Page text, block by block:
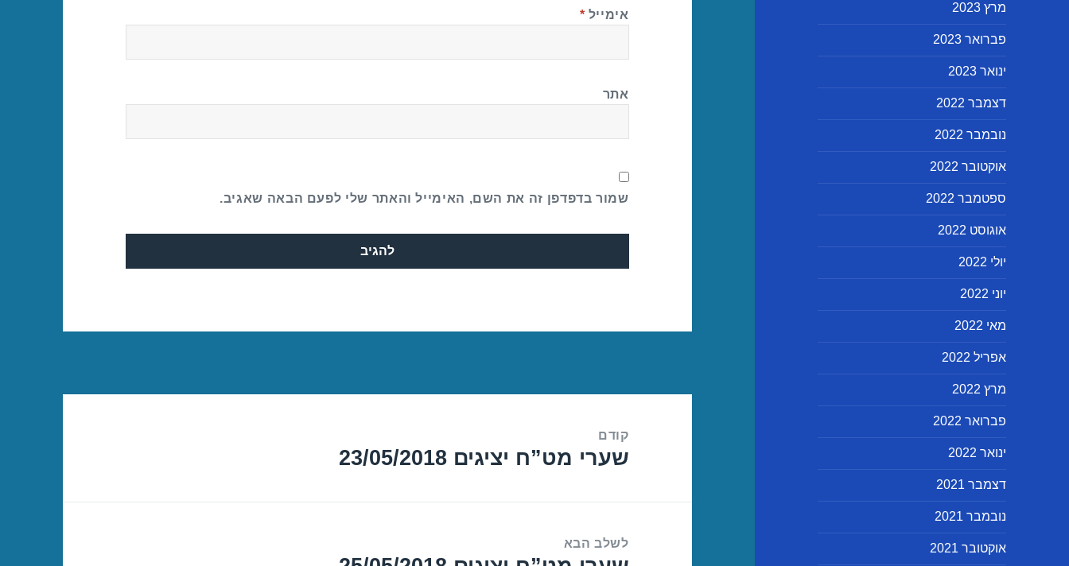
מרץ 2023
פברואר 2023
ינואר 2023
דצמבר 2022
נובמבר 2022
אוקטובר 2022
ספטמבר 2022
אוגוסט 2022
יולי 2022
יוני 2022
מאי 2022
אפריל 2022
מרץ 2022
פברואר 2022
ינואר 2022
דצמבר 2021
נובמבר 2021
אוקטובר 2021
אימייל *
אתר
שמור בדפדפן זה את השם, האימייל והאתר שלי לפעם הבאה שאגיב.
קודם
הפוסט
שערי מט”ח יציגים 23/05/2018
לשלב הבא